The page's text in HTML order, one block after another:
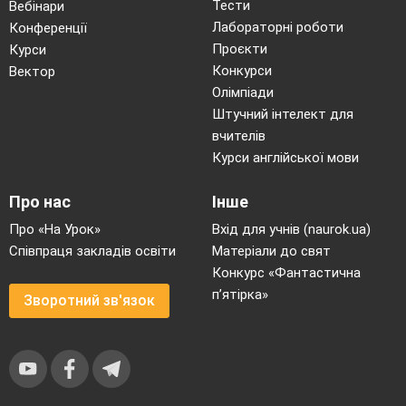
наступними типами птахів
Підсумок уроку (2хв)
Вправа «Незакінчені речення».
На сьогоднішньому уроці мені було
Я дізнався(лася) багато нового,
Я хотів(ла) би, що б наступних
уроках
Вебінари
Конференції
Курси
Вектор
Тести
Лабораторні роботи
Проєкти
Конкурси
Олімпіади
Штучний інтелект для
вчителів
Курси англійської мови
Про нас
Про «На Урок»
Співпраця закладів освіти
Зворотний зв'язок
Інше
Вхід для учнів (naurok.ua)
Матеріали до свят
Конкурс «Фантастична
п’ятірка»